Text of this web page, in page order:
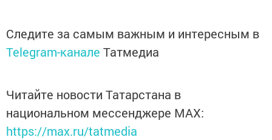
Следите за самым важным и интересным в
Telegram-канале Татмедиа
Читайте новости Татарстана в
национальном мессенджере MАХ:
https://max.ru/tatmedia